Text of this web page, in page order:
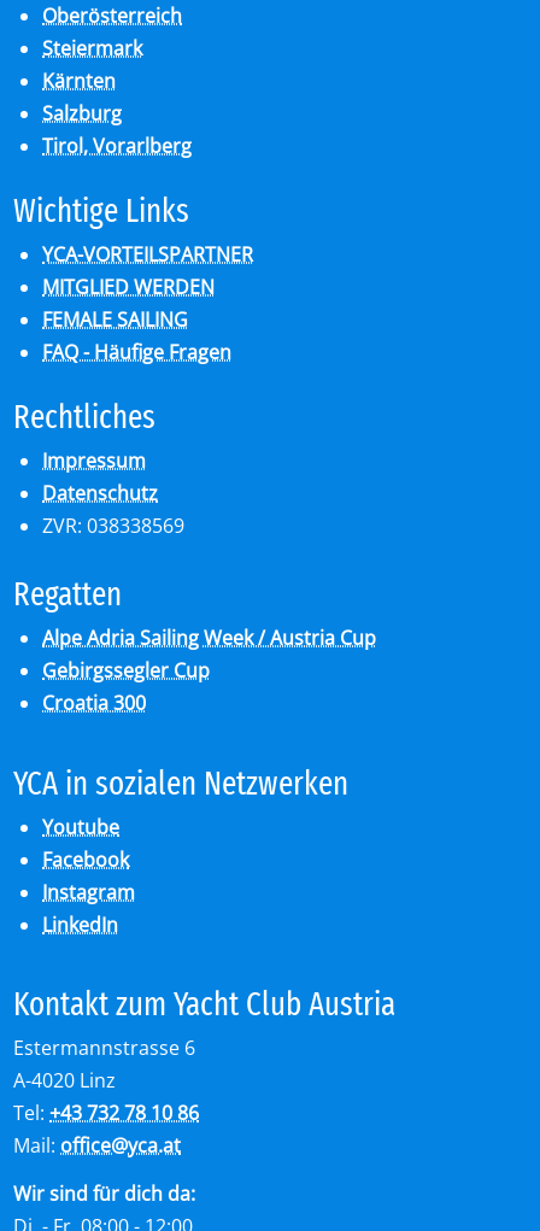
Oberösterreich
Steiermark
Kärnten
Salzburg
Tirol, Vorarlberg
Wich­ti­ge Links
YCA-VORTEILSPARTNER
MITGLIED WERDEN
FEMALE SAILING
FAQ - Häufige Fragen
Recht­li­ches
Impressum
Datenschutz
ZVR: 038338569
Re­gat­ten
Alpe Adria Sailing Week / Austria Cup
Gebirgssegler Cup
Croatia 300
YCA in so­zia­len Netz­wer­ken
Youtube
Facebook
Instagram
LinkedIn
Kon­takt zum Yacht Club Aus­tria
Estermannstrasse 6
A-4020 Linz
Tel:+43 732 78 10 86
Mail:office@yca.at
Wir sind für dich da: